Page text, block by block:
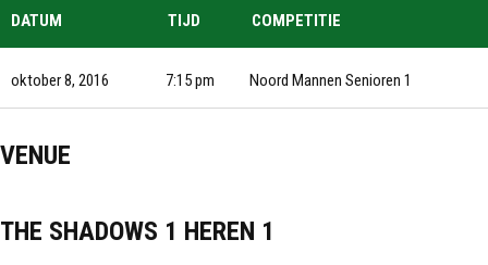
DATUM TIJD COMPETITIE
oktober 8, 2016 7:15 pm Noord Mannen Senioren 1
VENUE
THE SHADOWS 1 HEREN 1